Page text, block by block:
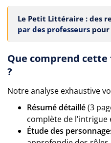
Le Petit Littéraire : des
par des professeurs pour
Que comprend
?
Notre analyse exhaustive
Résumé détaillé(3
complète de l'intrigue
Étude des